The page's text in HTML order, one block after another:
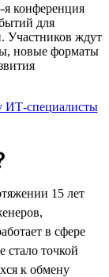
я конференция
для
Участников ждут
новые форматы
15 лет
в сфере
точкой
к обмену